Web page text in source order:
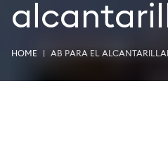
HOME AB PARA EL